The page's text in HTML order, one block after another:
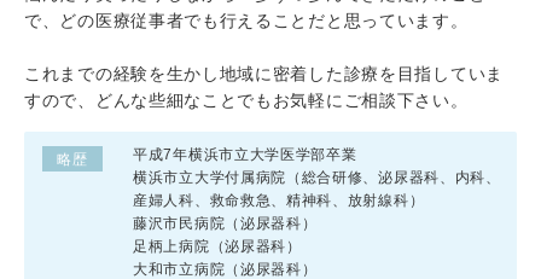
で、どの医療従事者でも行えることだと思っています。
これまでの経験を生かし地域に密着した診療を目指していま
すので、どんな些細なことでもお気軽にご相談下さい。
略歴
平成7年横浜市立大学医学部卒業
横浜市立大学付属病院（総合研修、泌尿器科、内科、
産婦人科、救命救急、精神科、放射線科）
藤沢市民病院（泌尿器科）
足柄上病院（泌尿器科）
大和市立病院（泌尿器科）